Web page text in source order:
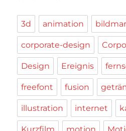
3d animation
corporate-design
Design Ereignis
freefont fusion
illustration internet